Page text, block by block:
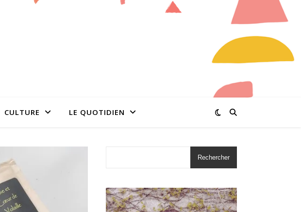
CULTURE LE QUOTIDIEN
Rechercher